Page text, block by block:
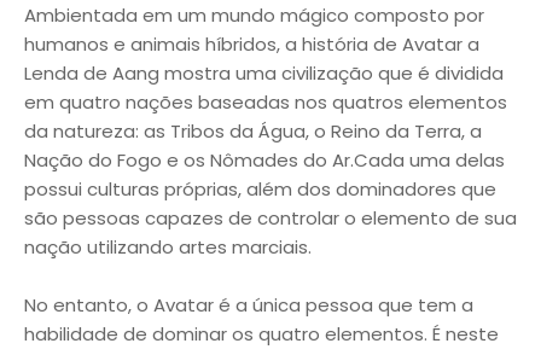
Ambientada em um mundo mágico composto por
humanos e animais híbridos, a história de Avatar a
Lenda de Aang mostra uma civilização que é dividida
em quatro nações baseadas nos quatros elementos
da natureza: as Tribos da Água, o Reino da Terra, a
Nação do Fogo e os Nômades do Ar.Cada uma delas
possui culturas próprias, além dos dominadores que
são pessoas capazes de controlar o elemento de sua
nação utilizando artes marciais.
No entanto, o Avatar é a única pessoa que tem a
habilidade de dominar os quatro elementos. É neste